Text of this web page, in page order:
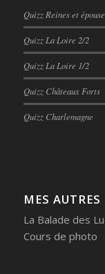
Quizz Reines et
Quizz La Loire 2/2
Quizz La Loire 1/2
Quizz Châteaux Forts
Quizz Charlemagne
MES AUTRES
La Balade des
Cours de photo